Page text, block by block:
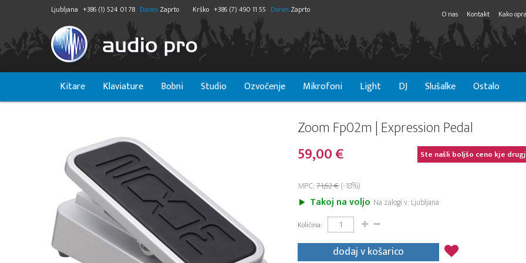
Ljubljana +386 (1) 524 01 78 Danes Zaprto Krško +386 (7) 490 11 55 Danes Zaprto O nas Kontakt Kako
Kitare Klaviature Bobni Studio Ozvočenje Mikrofoni Light DJ Slušalke Ostalo
Zoom Fp02m | Expression Pedal
59,00 €
Ste našli boljšo ceno kje
MPC:71,62 €(-18%)
Takoj na voljo Na zalogi v: Ljubljana
Količina:
dodaj v košarico